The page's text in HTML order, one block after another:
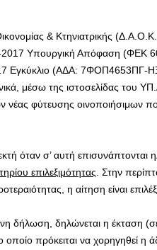
& Κτηνιατρικής
Υπουργική Απόφαση (ΦΕΚ
Εγκύκλιο (ΑΔΑ: 7ΦΟΠ4653ΠΓ-
μέσω της ιστοσελίδας του
νέας φύτευσης οινοποιήσιμων
όταν σ’ αυτή επισυνάπτονται
επιλεξιμότητας . Στην
η αίτηση είναι
δήλωση, δηλώνεται η έκταση
οποίο πρόκειται να χορηγηθεί η